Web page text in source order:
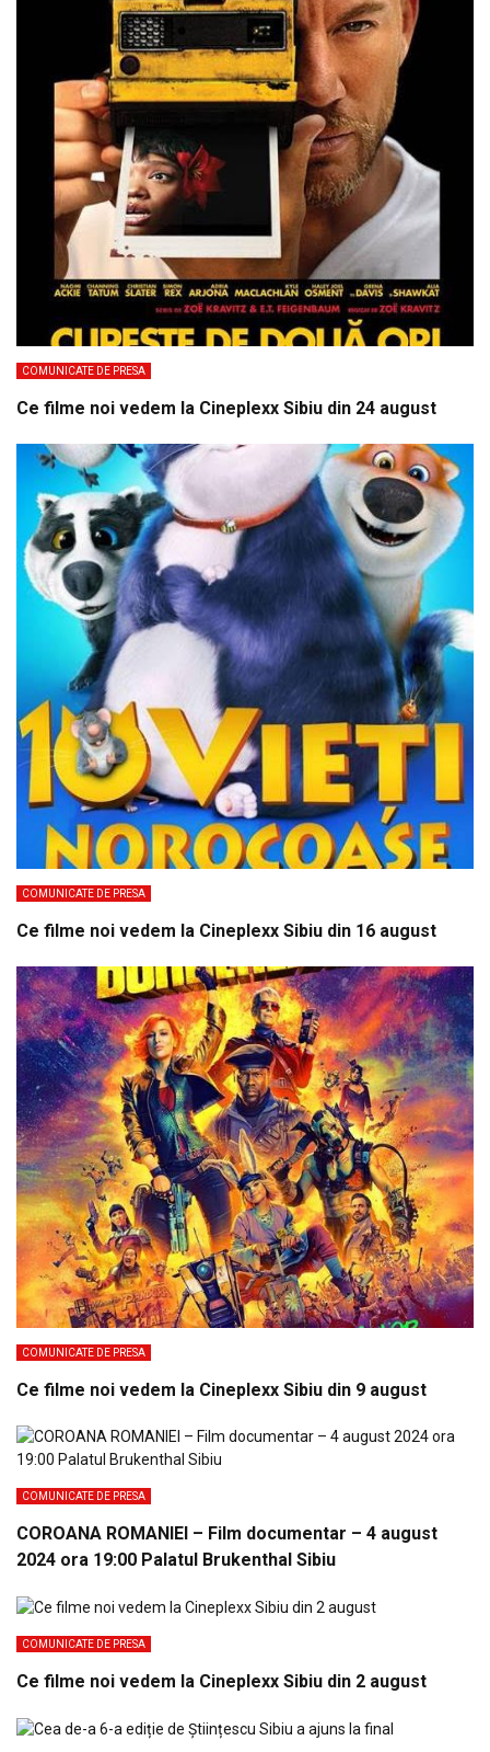
COMUNICATE DE PRESA
Ce filme noi vedem la Cineplexx Sibiu din 24 august
COMUNICATE DE PRESA
Ce filme noi vedem la Cineplexx Sibiu din 16 august
COMUNICATE DE PRESA
Ce filme noi vedem la Cineplexx Sibiu din 9 august
COMUNICATE DE PRESA
COROANA ROMANIEI – Film documentar – 4 august
2024 ora 19:00 Palatul Brukenthal Sibiu
COMUNICATE DE PRESA
Ce filme noi vedem la Cineplexx Sibiu din 2 august